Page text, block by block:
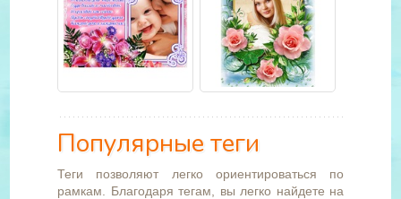
Популярные теги
Теги позволяют легко ориентироваться по
рамкам. Благодаря тегам, вы легко найдете на